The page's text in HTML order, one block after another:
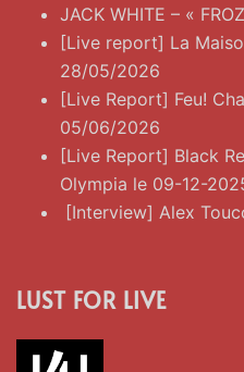
JACK WHITE – «
[Live report] La
28/05/2026
[Live Report] Feu!
05/06/2026
[Live Report] Black
Olympia le 09-12-
[Interview] Alex
LUST FOR LIVE